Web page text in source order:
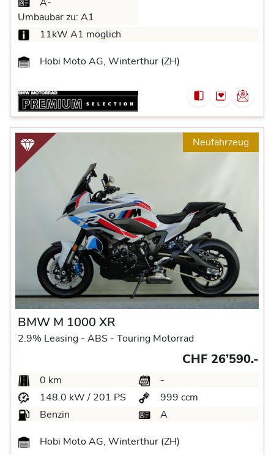
Umbaubar zu: A1
11kW A1 möglich
Hobi Moto AG, Winterthur (ZH)
Neufahrzeug
BMW M 1000 XR
2.9% Leasing - ABS - Touring Motorrad
CHF 26’590.-
0 km
-
148.0 kW / 201 PS
999 ccm
Benzin
A
Hobi Moto AG, Winterthur (ZH)